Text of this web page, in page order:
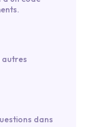
pour votre
autres
dans